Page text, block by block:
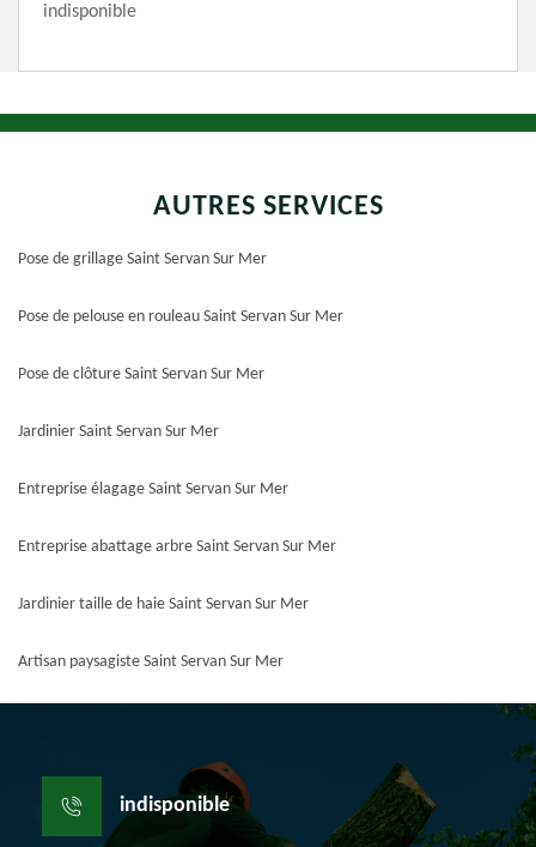
indisponible
AUTRES SERVICES
Pose de grillage Saint Servan Sur Mer
Pose de pelouse en rouleau Saint Servan Sur Mer
Pose de clôture Saint Servan Sur Mer
Jardinier Saint Servan Sur Mer
Entreprise élagage Saint Servan Sur Mer
Entreprise abattage arbre Saint Servan Sur Mer
Jardinier taille de haie Saint Servan Sur Mer
Artisan paysagiste Saint Servan Sur Mer
indisponible